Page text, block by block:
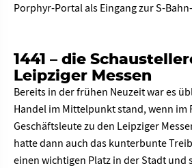
Porphyr-Portal als Eingang zur S-
1441 – die
Leipziger Messen
Bereits in der frühen Neuzeit war es
Handel im Mittelpunkt stand, wenn
Geschäftsleute zu den Leipziger
hatte dann auch das kunterbunte
einen wichtigen Platz in der Stadt und